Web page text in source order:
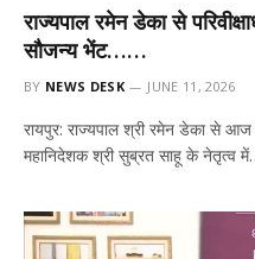
राज्यपाल रमेन डेका से
सौजन्य भेंट……
BY NEWS DESK JUNE 11, 2026
रायपुर: राज्यपाल श्री रमेन डेका से
महानिदेशक श्री सुब्रत साहू के नेतृत्व